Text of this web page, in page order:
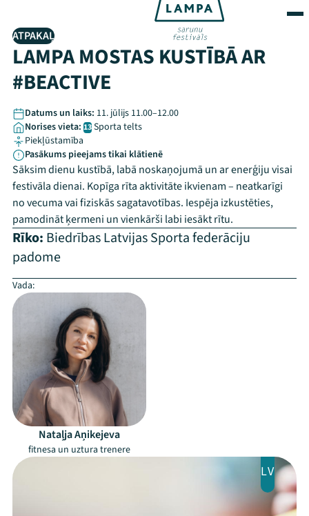
ATPAKAĻ
LAMPA MOSTAS KUSTĪBĀ AR
#BEACTIVE
Datums un laiks: 11. jūlijs 11.00–12.00
Norises vieta: 13Sporta telts
Piekļūstamība
Pasākums pieejams tikai klātienē
Sāksim dienu kustībā, labā noskaņojumā un ar enerģiju visai
festivāla dienai. Kopīga rīta aktivitāte ikvienam – neatkarīgi
no vecuma vai fiziskās sagatavotības. Iespēja izkustēties,
pamodināt ķermeni un vienkārši labi iesākt rītu.
Rīko: Biedrības Latvijas Sporta federāciju
padome
Vada:
Nataļja Aņikejeva
fitnesa un uztura trenere
LV